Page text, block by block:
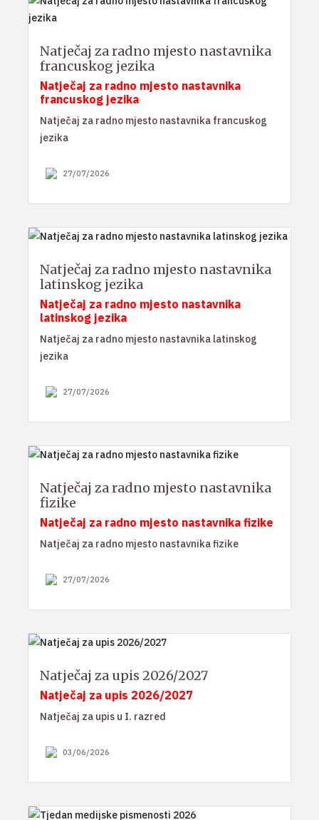
Natječaj za radno mjesto nastavnika
francuskog jezika
Natječaj za radno mjesto nastavnika
francuskog jezika
Natječaj za radno mjesto nastavnika francuskog
jezika
27/07/2026
Natječaj za radno mjesto nastavnika
latinskog jezika
Natječaj za radno mjesto nastavnika
latinskog jezika
Natječaj za radno mjesto nastavnika latinskog
jezika
27/07/2026
Natječaj za radno mjesto nastavnika
fizike
Natječaj za radno mjesto nastavnika fizike
Natječaj za radno mjesto nastavnika fizike
27/07/2026
Natječaj za upis 2026/2027
Natječaj za upis 2026/2027
Natječaj za upis u I. razred
03/06/2026